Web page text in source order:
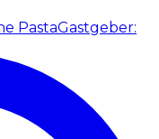
PastaGastgeber: